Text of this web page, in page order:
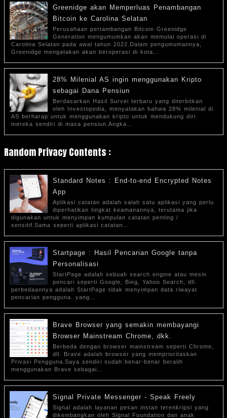
Greenidge akan Memperluas Penambangan
Bitcoin ke Carolina Selatan
Perusahaan pertambangan Bitcoin Greenidge
Generation mengumumkan akan memulai operasi di
Carolina Selatan pada awal tahun 2022.Dalam pengumumannya,
Greenidge mengatakan akan beroperasi di kota…
28% Milenial AS ingin menggunakan Kripto
sebagai Dana Pensiun
Berdasarkan Hasil Survei terbaru yang diterbitkan
oleh Investopedia, menyatakan bahwa 28% milenial di
AS berharap untuk menggunakan kripto untuk mendukung diri
mereka sendiri di masa pensiun.Angka…
Random Privacy Contents :
Standard Notes : End-to-end Encrypted Notes
App
Aplikasi catatan adalah salah satu aplikasi yang perlu
diperhatikan tingkat keamanannya, terutama jika
digunakan untuk menyimpan kumpulan catatan penting /
sensitif.Sama seperti aplikasi catatan…
Startpage : Hasil Pencarian Google tanpa
Personalisasi
StartPage adalah sebuah search engine atau mesin
pencari seperti Google, Bing, Yahoo Search, dll.
perbedaannya adalah StartPage tidak menyimpan data riwayat
pencarian pengguna. yang…
Brave Browser yang semakin membayangi
Browser Mainstream Chrome, dkk.
Berbeda dengan browser mainstream seperti Chrome,
dll. Brave adalah browser yang memprioritaskan
Privasi Pengguna.Saya sendiri sudah benar-benar beralih
menggunakan Brave sebagai…
Signal Private Messenger - Speak Freely
Signal adalah layanan pesan instan terenkripsi yang
dikembangkan oleh Signal Foundation dan anak